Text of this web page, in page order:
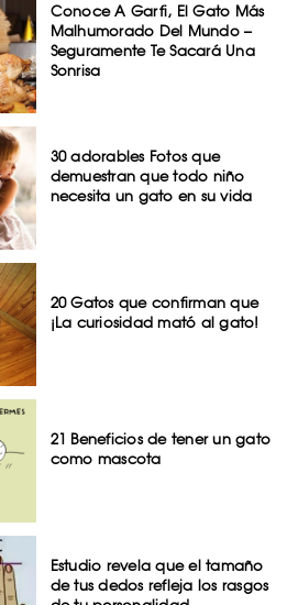
Conoce A Garfi, El Gato Más
Malhumorado Del Mundo –
Seguramente Te Sacará Una
Sonrisa
30 adorables Fotos que
demuestran que todo niño
necesita un gato en su vida
20 Gatos que confirman que
¡La curiosidad mató al gato!
21 Beneficios de tener un gato
como mascota
Estudio revela que el tamaño
de tus dedos refleja los rasgos